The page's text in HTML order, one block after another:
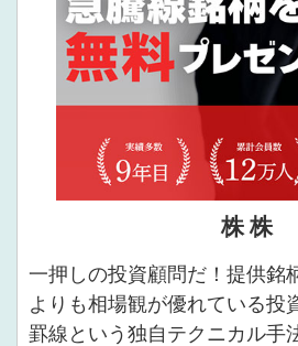
株 株
一押しの投資顧問だ！提供銘
よりも相場観が優れている投
罫線という独自テクニカル手